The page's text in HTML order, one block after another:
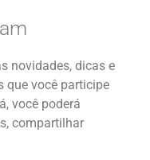
novidades, dicas e
que você participe
você poderá
compartilhar